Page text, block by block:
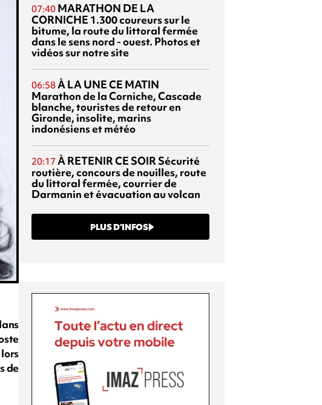
de
07:40 MARATHON DE LA
CORNICHE 1.300 coureurs sur le
bitume, la route du littoral fermée
dans le sens nord - ouest. Photos et
vidéos sur notre site
06:58À LA UNE CE MATIN
Marathon de la Corniche, Cascade
blanche, touristes de retour en
Gironde, insolite, marins
indonésiens et météo
20:17 À RETENIR CE SOIR Sécurité
routière, concours de nouilles, route
du littoral fermée, courrier de
Darmanin et évacuation au volcan
PLUS D’INFOS